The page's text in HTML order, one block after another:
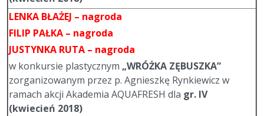
LENKA BŁAŻEJ – nagroda
FILIP PAŁKA – nagroda
JUSTYNKA RUTA – nagroda
w konkursie plastycznym „WRÓŻKA ZĘBUSZKA”
zorganizowanym przez p. Agnieszkę Rynkiewicz w
ramach akcji Akademia AQUAFRESH dla gr. IV
(kwiecień 2018)